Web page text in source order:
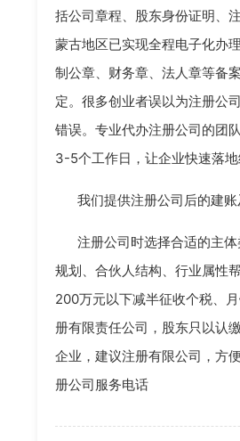
括公司章程、股东身份证明、
蒙古地区已实现全程电子化办
制公章、财务章、法人章等备
定。很多创业者误以为注册公
错误。专业代办注册公司的团
3-5个工作日，让企业快速落
我们提供注册公司后的建
注册公司时选择合适的主
规划、合伙人结构、行业属性
200万元以下减半征收个税、
册有限责任公司，股东只以认
企业，建议注册有限公司，方
册公司服务电话